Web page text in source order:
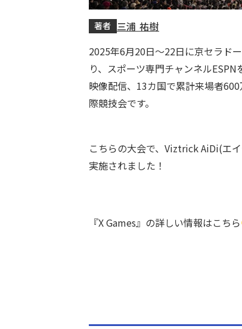
著者 三浦 祐樹
2025年6月20日～22日に京セラド
り、スポーツ専門チャンネル
映像配信、13カ国で累計来場者
際競技会です。
こちらの大会で、Viztrick AiDi(エ
実施されました！
『X Games』の詳しい情報はこちら